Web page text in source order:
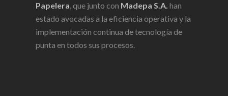
Papelera, que junto con Madepa S.A. han
estado avocadas a la eficiencia operativa y la
implementación continua de tecnología de
punta en todos sus procesos.